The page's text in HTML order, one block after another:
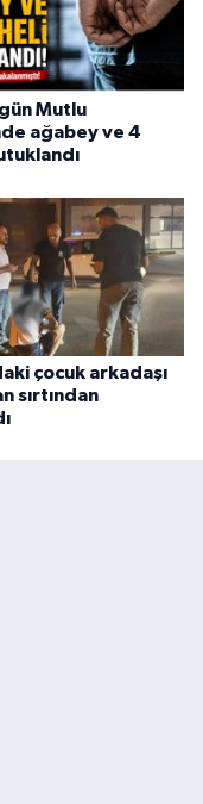
Mutlu
ağabey ve 4
çocuk arkadaşı
sırtından